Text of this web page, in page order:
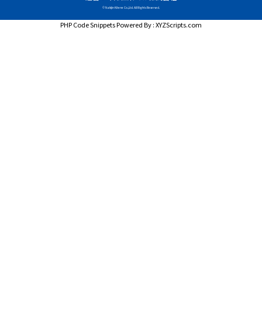
© Nakijin Kitene Co.,Ltd. All Rights Reserved.
PHP Code SnippetsPowered By :XYZScripts.com